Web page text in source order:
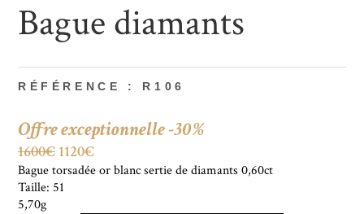
Bague diamants
RÉFÉRENCE : R106
Offre exceptionnelle -30%
1600€ 1120€
Bague torsadée or blanc sertie de diamants 0,60ct
Taille: 51
5,70g